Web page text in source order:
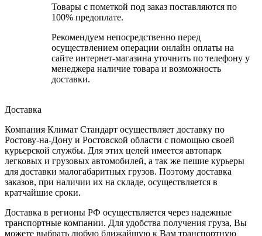
Товары с пометкой под заказ поставляются по
100% предоплате.
Рекомендуем непосредственно перед
осуществлением операции онлайн оплаты на
сайте интернет-магазина уточнить по телефону у
менеджера наличие товара и возможность
доставки.
Доставка
Компания Климат Стандарт осуществляет доставку по
Ростову-на-Дону и Ростовской области с помощью своей
курьерской службы. Для этих целей имеется автопарк
легковых и грузовых автомобилей, а так же пешие курьеры
для доставки малогабаритных грузов. Поэтому доставка
заказов, при наличии их на складе, осуществляется в
кратчайшие сроки.
Доставка в регионы РФ осуществляется через надежные
транспортные компании. Для удобства получения груза, Вы
можете выбрать любую ближайшую к Вам транспортную